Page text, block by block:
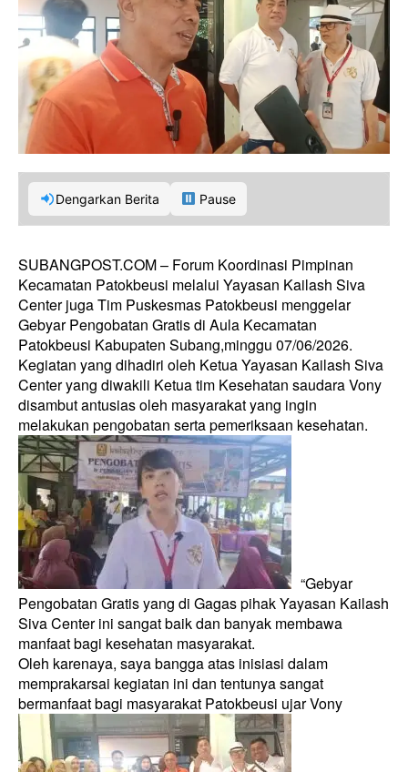
Dengarkan Berita Pause
SUBANGPOST.COM – Forum Koordinasi Pimpinan
Kecamatan Patokbeusi melalui Yayasan Kailash Siva
Center juga Tim Puskesmas Patokbeusi menggelar
Gebyar Pengobatan Gratis di Aula Kecamatan
Patokbeusi Kabupaten Subang,minggu 07/06/2026.
Kegiatan yang dihadiri oleh Ketua Yayasan Kailash Siva
Center yang diwakili Ketua tim Kesehatan saudara Vony
disambut antusias oleh masyarakat yang ingin
melakukan pengobatan serta pemeriksaan kesehatan.
“Gebyar
Pengobatan Gratis yang di Gagas pihak Yayasan Kailash
Siva Center ini sangat baik dan banyak membawa
manfaat bagi kesehatan masyarakat.
Oleh karenaya, saya bangga atas inisiasi dalam
memprakarsai kegiatan ini dan tentunya sangat
bermanfaat bagi masyarakat Patokbeusi ujar Vony